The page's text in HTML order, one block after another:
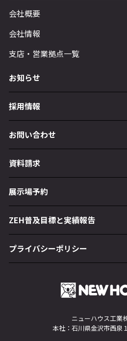
ニューハウス工業
本社：石川県金沢市西泉
会社概要
会社情報
支店・営業拠点一覧
お知らせ
採用情報
お問い合わせ
資料請求
展示場予約
ZEH普及目標と実績報告
プライバシーポリシー